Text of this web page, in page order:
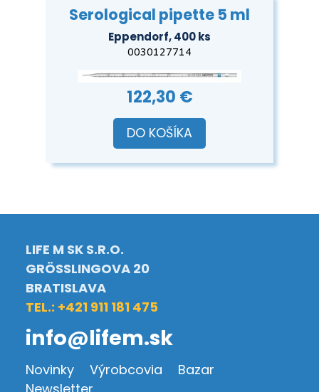
Serological pipette 5 ml
Eppendorf, 400 ks
0030127714
122,30 €
DO KOŠÍKA
LIFE M SK S.R.O.
GRÖSSLINGOVA 20
BRATISLAVA
TEL.: +421 911 181 475
info@lifem.sk
Novinky Výrobcovia
Bazar